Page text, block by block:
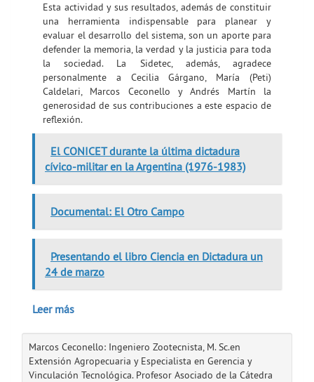
Esta actividad y sus resultados, además de constituir
una herramienta indispensable para planear y
evaluar el desarrollo del sistema, son un aporte para
defender la memoria, la verdad y la justicia para toda
la sociedad. La Sidetec, además, agradece
personalmente a Cecilia Gárgano, María (Peti)
Caldelari, Marcos Ceconello y Andrés Martín la
generosidad de sus contribuciones a este espacio de
reflexión.
El CONICET durante la última dictadura
cívico-militar en la Argentina (1976-1983)
Documental: El Otro Campo
Presentando el libro Ciencia en Dictadura un
24 de marzo
Leer más
Marcos Ceconello: Ingeniero Zootecnista, M. Sc.en
Extensión Agropecuaria y Especialista en Gerencia y
Vinculación Tecnológica. Profesor Asociado de la Cátedra